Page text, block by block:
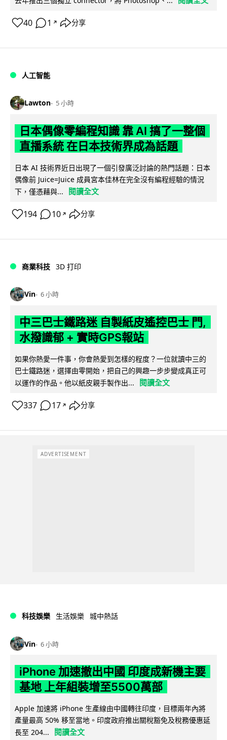
40 1 ↗ 分享
人工智能
Lawton 5 小時
日本偶像零編程知識 靠 AI 搞了一整個
直播系統 在日本技術界成為話題
日本 AI 技術界近日出現了一個引發廣泛討論的熱門話題：日本
偶像前 Juice=Juice 成員宮本佳林在完全沒有編程經驗的情況
下，僅憑藉與...
閱讀全文
194 10 ↗ 分享
商業科技 3D 打印
Vin 6 小時
中三巴士鐵路迷 自製紙皮遙控巴士 門,
水撥識郁 + 實時GPS報站
如果你熱愛一件事，你會熱愛到怎樣的程度？一位就讀中三的
巴士鐵路迷，選擇由零開始，把自己的興趣一步步變成真正可
以運作的作品。他以紙皮親手製作出...
閱讀全文
337 17 ↗ 分享
ADVERTISEMENT
科技娛樂 生活娛樂 城中熱話
Vin 6 小時
iPhone 加速撤出中國 印度成新機主要
基地 上年組裝增至5500萬部
Apple 加速將 iPhone 生產線由中國轉往印度，目標兩年內將
產量最高 50% 移至當地。印度政府推出關稅豁免及稅務優惠延
長至 204...
閱讀全文